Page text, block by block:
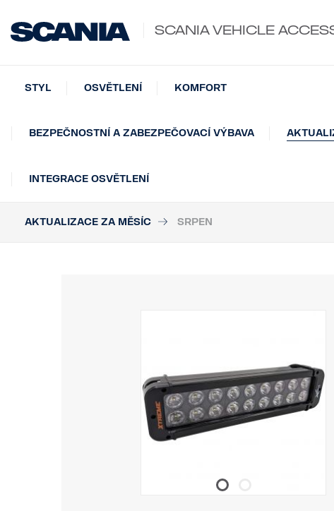
SCANIA VEHICLE
STYL OSVĚTLENÍ KOMFORT
BEZPEČNOSTNÍ A ZABEZPEČOVACÍ VÝBAVA
INTEGRACE OSVĚTLENÍ
AKTUALIZACE ZA MĚSÍC SRPEN